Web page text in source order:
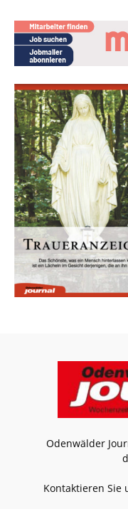
Odenwälder
Kontaktieren Sie